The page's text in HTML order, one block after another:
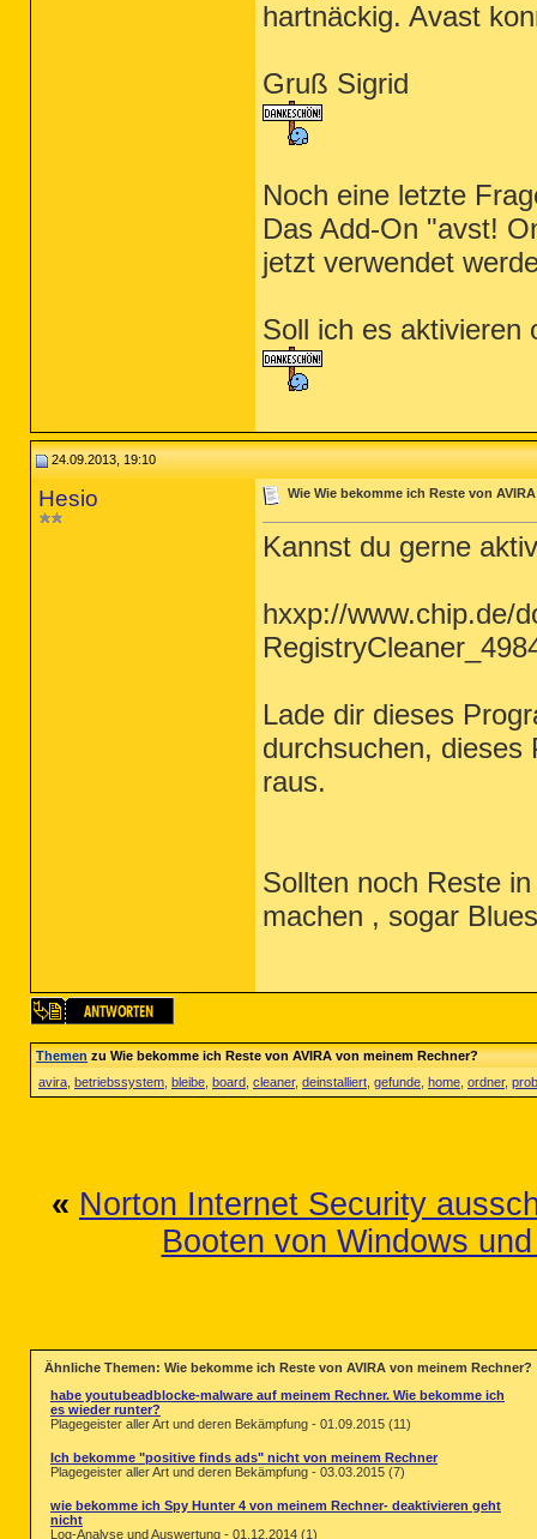
hartnäckig. Avast
Gruß Sigrid
Noch eine letzte
Das Add-On "avst!
jetzt verwendet
Soll ich es aktivieren
24.09.2013, 19:10
Hesio Wie Wie bekomme ich Reste von
Kannst du gerne
hxxp://www.chip.de/
Lade dir dieses
durchsuchen, dieses
raus.
Sollten noch Reste
machen , sogar
Themenzu Wie bekomme ich Reste von AVIRA von meinem Rechner?
avira betriebssystem bleibe board cleaner, deinstalliert gefunde home ordner,
« Norton Internet Security
Booten von Windows
Ähnliche Themen: Wie bekomme ich Reste von AVIRA von meinem Rechner?
habe youtubeadblocke-malware auf meinem Rechner. Wie bekomme ich
es wieder runter?
Plagegeister aller Art und deren Bekämpfung - 01.09.2015 (11)
Ich bekomme "positive finds ads" nicht von meinem Rechner
Plagegeister aller Art und deren Bekämpfung - 03.03.2015 (7)
wie bekomme ich Spy Hunter 4 von meinem Rechner- deaktivieren geht
nicht
Log-Analyse und Auswertung - 01.12.2014 (1)